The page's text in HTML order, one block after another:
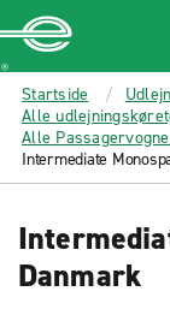
MAIN
CONTENT
Enterprise
Startside
Alle
Alle
Intermediate
Danmark